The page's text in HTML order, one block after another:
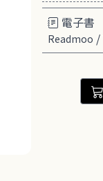
電子書
Readmoo /